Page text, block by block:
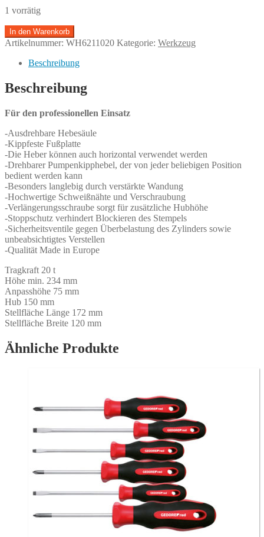
1 vorrätig
Hydraulischer
Stempelwagenheber
Menge
In den Warenkorb
Artikelnummer: WH6211020 Kategorie: Werkzeug
Beschreibung
Beschreibung
Für den professionellen Einsatz
-Ausdrehbare Hebesäule
-Kippfeste Fußplatte
-Die Heber können auch horizontal verwendet werden
-Drehbarer Pumpenkipphebel, der von jeder beliebigen Position
bedient werden kann
-Besonders langlebig durch verstärkte Wandung
-Hochwertige Schweißnähte und Verschraubung
-Verlängerungsschraube sorgt für zusätzliche Hubhöhe
-Stoppschutz verhindert Blockieren des Stempels
-Sicherheitsventile gegen Überbelastung des Zylinders sowie
unbeabsichtigtes Verstellen
-Qualität Made in Europe
Tragkraft 20 t
Höhe min. 234 mm
Anpasshöhe 75 mm
Hub 150 mm
Stellfläche Länge 172 mm
Stellfläche Breite 120 mm
Ähnliche Produkte